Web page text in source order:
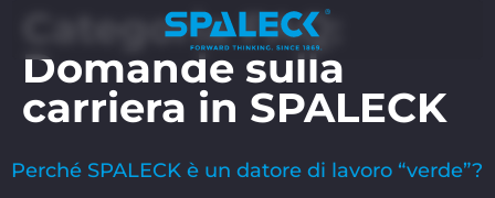
Categoria FAQ:
Domande sulla
carriera in SPALECK
Perché SPALECK è un datore di lavoro “verde”?